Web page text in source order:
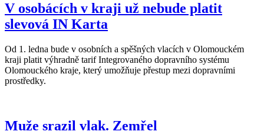
V osobácích v kraji už nebude platit
slevová IN Karta
Od 1. ledna bude v osobních a spěšných vlacích v Olomouckém
kraji platit výhradně tarif Integrovaného dopravního systému
Olomouckého kraje, který umožňuje přestup mezi dopravními
prostředky.
Muže srazil vlak. Zemřel